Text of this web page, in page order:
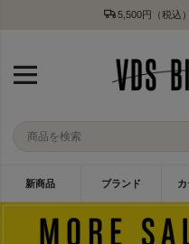
5,500円（税込
新商品 ブランド